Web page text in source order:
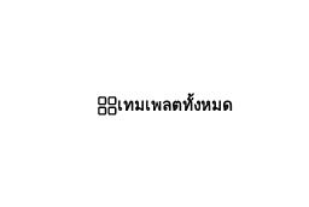
เทมเพลตทั้งหมด